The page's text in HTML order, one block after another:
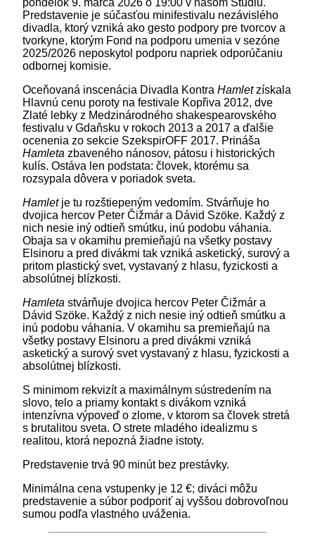
Predstavenie je súčasťou minifestivalu nezávislého
divadla, ktorý vzniká ako gesto podpory pre tvorcov a
tvorkyne, ktorým Fond na podporu umenia v sezóne
2025/2026 neposkytol podporu napriek odporúčaniu
odbornej komisie.
Oceňovaná inscenácia Divadla Kontra Hamletzískala
Hlavnú cenu poroty na festivale Kopřiva 2012, dve
Zlaté lebky z Medzinárodného shakespearovského
festivalu v Gdaňsku v rokoch 2013 a 2017 a ďalšie
ocenenia zo sekcie SzekspirOFF 2017. Prináša
Hamleta zbaveného nánosov, pátosu i historických
kulís. Ostáva len podstata: človek, ktorému sa
rozsypala dôvera v poriadok sveta.
Hamletje tu rozštiepeným vedomím. Stvárňuje ho
dvojica hercov Peter Čižmár a Dávid Szöke. Každý z
nich nesie iný odtieň smútku, inú podobu váhania.
Obaja sa v okamihu premieňajú na všetky postavy
Elsinoru a pred divákmi tak vzniká asketický, surový a
pritom plastický svet, vystavaný z hlasu, fyzickosti a
absolútnej blízkosti.
Hamleta stvárňuje dvojica hercov Peter Čižmár a
Dávid Szöke. Každý z nich nesie iný odtieň smútku a
inú podobu váhania. V okamihu sa premieňajú na
všetky postavy Elsinoru a pred divákmi vzniká
asketický a surový svet vystavaný z hlasu, fyzickosti a
absolútnej blízkosti.
S minimom rekvizít a maximálnym sústredením na
slovo, telo a priamy kontakt s divákom vzniká
intenzívna výpoveď o zlome, v ktorom sa človek stretá
s brutalitou sveta. O strete mladého idealizmu s
realitou, ktorá nepozná žiadne istoty.
Predstavenie trvá 90 minút bez prestávky.
Minimálna cena vstupenky je 12 €; diváci môžu
predstavenie a súbor podporiť aj vyššou dobrovoľnou
sumou podľa vlastného uváženia.